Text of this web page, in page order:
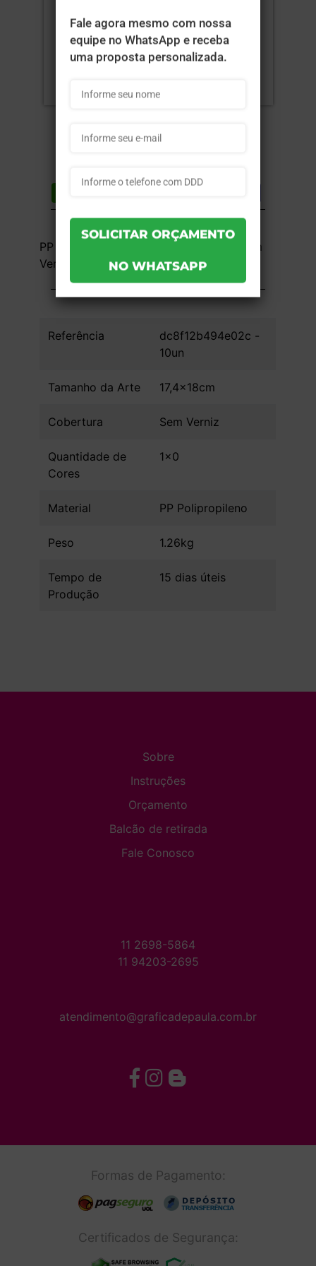
PP Polipropileno - 1x0 - 17,4x18cm - Sem
Verniz - 10 unid
Referência
dc8f12b494e02c -
10un
Tamanho da Arte 17,4x18cm
Cobertura Sem Verniz
Quantidade de
Cores
1x0
Material PP Polipropileno
Peso 1.26kg
Tempo de
Produção
15 dias úteis
Sobre
Instruções
Orçamento
Balcão de retirada
Fale Conosco
11 2698-5864
11 94203-2695
atendimento@graficadepaula.com.br
Formas de Pagamento:
Certificados de Segurança: